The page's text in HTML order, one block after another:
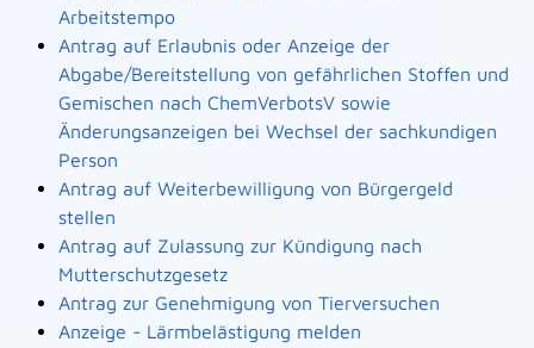
Arbeitstempo
Antrag auf Erlaubnis oder Anzeige der
Abgabe/Bereitstellung von gefährlichen Stoffen und
Gemischen nach ChemVerbotsV sowie
Änderungsanzeigen bei Wechsel der sachkundigen
Person
Antrag auf Weiterbewilligung von Bürgergeld
stellen
Antrag auf Zulassung zur Kündigung nach
Mutterschutzgesetz
Antrag zur Genehmigung von Tierversuchen
Anzeige - Lärmbelästigung melden